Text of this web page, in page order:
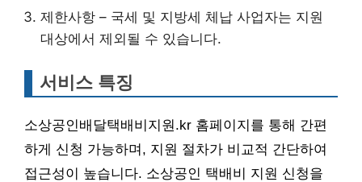
제한사항 – 국세 및 지방세 체납 사업자는 지원
대상에서 제외될 수 있습니다.
서비스 특징
소상공인배달택배비지원.kr 홈페이지를 통해 간편
하게 신청 가능하며, 지원 절차가 비교적 간단하여
접근성이 높습니다. 소상공인 택배비 지원 신청을